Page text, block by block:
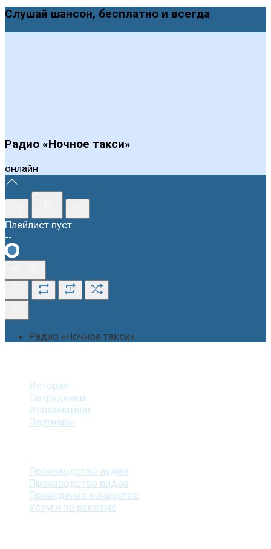
Слушай шансон, бесплатно и всегда
Радио «Ночное такси»
онлайн
Плейлист пуст
--
1
Радио «Ночное такси»
История
Сотрудники
Исполнители
Партнеры
Производство аудио
Производство видео
Проведение концертов
Услуги по рекламе